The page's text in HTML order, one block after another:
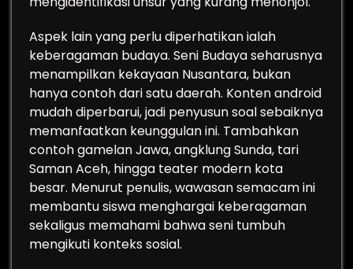
Aspek lain yang perlu diperhatikan ialah
keberagaman budaya. Seni Budaya seharusnya
menampilkan kekayaan Nusantara, bukan
hanya contoh dari satu daerah. Konten android
mudah diperbarui, jadi penyusun soal sebaiknya
memanfaatkan keunggulan ini. Tambahkan
contoh gamelan Jawa, angklung Sunda, tari
Saman Aceh, hingga teater modern kota
besar. Menurut penulis, wawasan semacam ini
membantu siswa menghargai keberagaman
sekaligus memahami bahwa seni tumbuh
mengikuti konteks sosial.